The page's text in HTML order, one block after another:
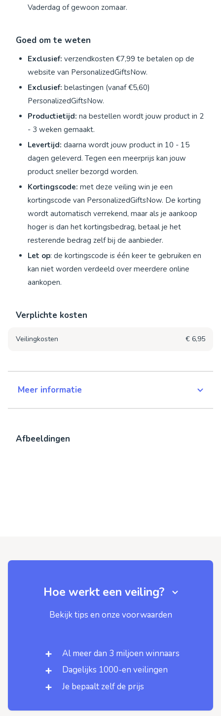
Vaderdag of gewoon zomaar.
Goed om te weten
Exclusief: verzendkosten €7,99 te betalen op de
website van PersonalizedGiftsNow.
Exclusief: belastingen (vanaf €5,60)
PersonalizedGiftsNow.
Productietijd: na bestellen wordt jouw product in 2
- 3 weken gemaakt.
Levertijd: daarna wordt jouw product in 10 - 15
dagen geleverd. Tegen een meerprijs kan jouw
product sneller bezorgd worden.
Kortingscode: met deze veiling win je een
kortingscode van PersonalizedGiftsNow. De korting
wordt automatisch verrekend, maar als je aankoop
hoger is dan het kortingsbedrag, betaal je het
resterende bedrag zelf bij de aanbieder.
Let op: de kortingscode is één keer te gebruiken en
kan niet worden verdeeld over meerdere online
aankopen.
Verplichte kosten
Veilingkosten € 6,95
Meer informatie
Afbeeldingen
Hoe werkt een veiling?
Bekijk tips en onze voorwaarden
Al meer dan 3 miljoen winnaars
Dagelijks 1000-en veilingen
Je bepaalt zelf de prijs